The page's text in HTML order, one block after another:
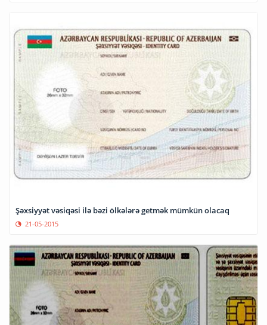
Şəxsiyyət vəsiqəsi ilə bəzi ölkələrə getmək mümkün olacaq
21-05-2015